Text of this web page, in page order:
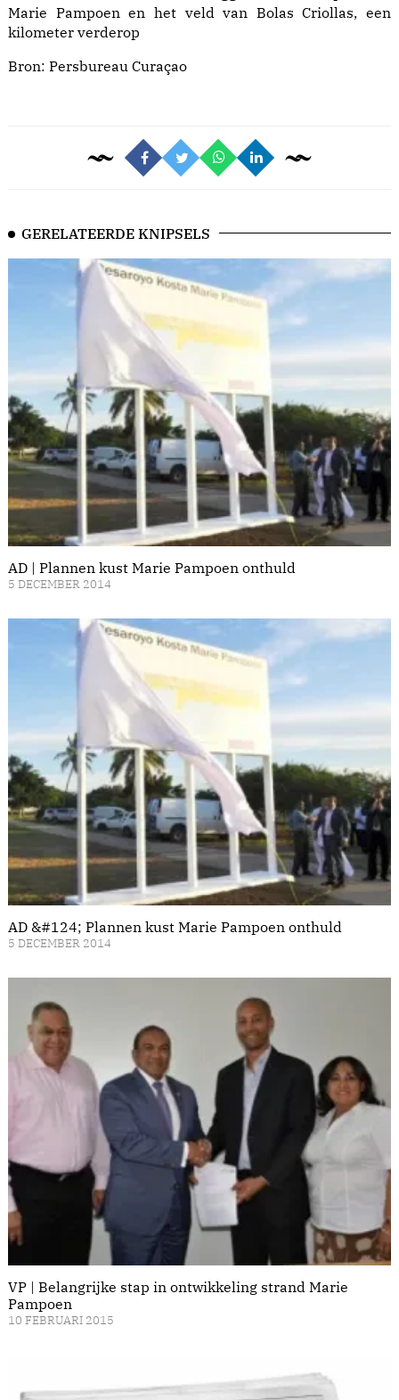
Marie Pampoen en het veld van Bolas Criollas, een
kilometer verderop
Bron: Persbureau Curaçao
GERELATEERDE KNIPSELS
AD | Plannen kust Marie Pampoen onthuld
5 DECEMBER 2014
AD &#124; Plannen kust Marie Pampoen onthuld
5 DECEMBER 2014
VP | Belangrijke stap in ontwikkeling strand Marie
Pampoen
10 FEBRUARI 2015